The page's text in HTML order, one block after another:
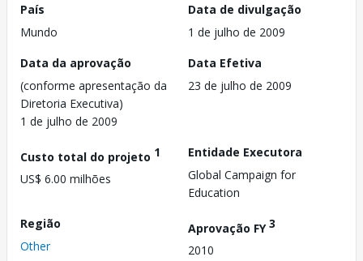
País
Mundo
Data de divulgação
1 de julho de 2009
Data da aprovação
(conforme apresentação da
Diretoria Executiva)
1 de julho de 2009
Data Efetiva
23 de julho de 2009
Custo total do projeto 1
US$ 6.00 milhões
Entidade Executora
Global Campaign for
Education
Região
Other
Aprovação FY3
2010